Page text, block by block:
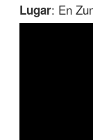
Lugar: En